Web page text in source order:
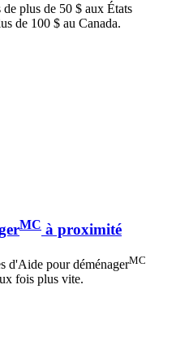
plus de 50 $ aux États
de 100 $ au Canada.
MC à proximité
d'Aide pour déménagerMC
fois plus vite.